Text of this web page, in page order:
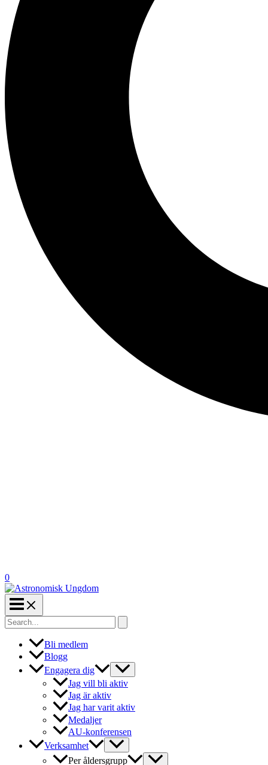
0
Search
for:
Bli medlem
Blogg
Engagera dig
Jag vill bli aktiv
Jag är aktiv
Jag har varit aktiv
Medaljer
AU-konferensen
Verksamhet
Per åldersgrupp